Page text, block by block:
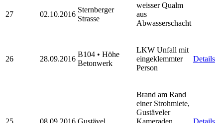
27 02.10.2016
Sternberger
Strasse
weisser Qualm
aus
Abwasserschacht
26 28.09.2016
B104 • Höhe
Betonwerk
LKW Unfall mit
eingeklemmter
Person
Details
25 08.09.2016 Gustävel
Brand am Rand
einer Strohmiete,
Gustäveler
Kameraden
Details